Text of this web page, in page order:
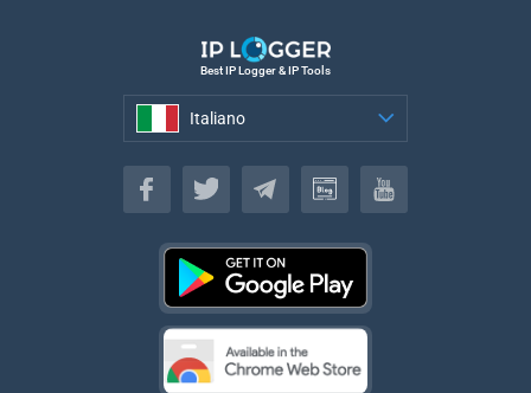
Best IP Logger & IP Tools
Italiano
Italiano